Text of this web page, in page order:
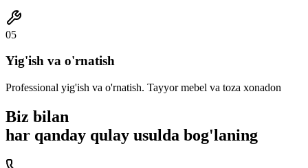
05
Yig'ish va o'rnatish
Professional yig'ish va o'rnatish. Tayyor mebel va toza xonadon
Biz bilan
har qanday qulay usulda bog'laning